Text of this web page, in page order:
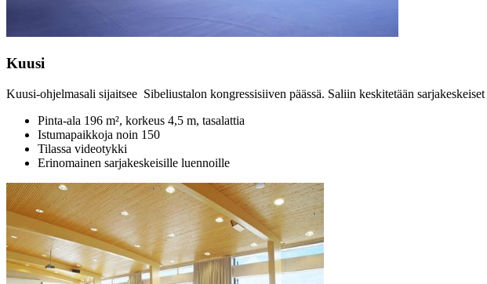
Kuusi
Kuusi-ohjelmasali sijaitsee Sibeliustalon kongressisiiven päässä. Saliin keskitetään
Pinta-ala 196 m², korkeus 4,5 m, tasalattia
Istumapaikkoja noin 150
Tilassa videotykki
Erinomainen sarjakeskeisille luennoille